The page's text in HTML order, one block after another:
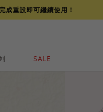
成重設即可繼續使用！
SALE